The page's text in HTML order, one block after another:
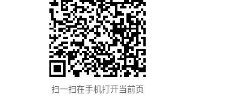
扫一扫在手机打开当前页